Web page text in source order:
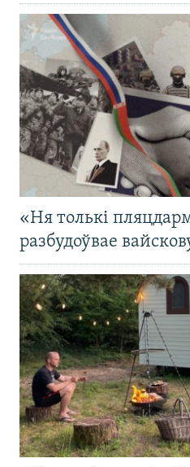
«Ня толькі
разбудоўвае